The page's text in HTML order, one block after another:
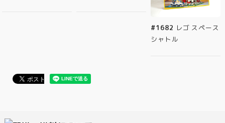
#1682 レゴ スペース
シャトル